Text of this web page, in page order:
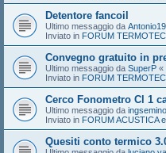
Detentore fancoil
Ultimo messaggio da
Inviato in FORUM
Convegno gratuito in
Ultimo messaggio da SuperP «
Inviato in FORUM
Cerco Fonometro Cl 1
Ultimo messaggio da ingsemino
Inviato in FORUM ACUSTICA
Quesiti conto termico